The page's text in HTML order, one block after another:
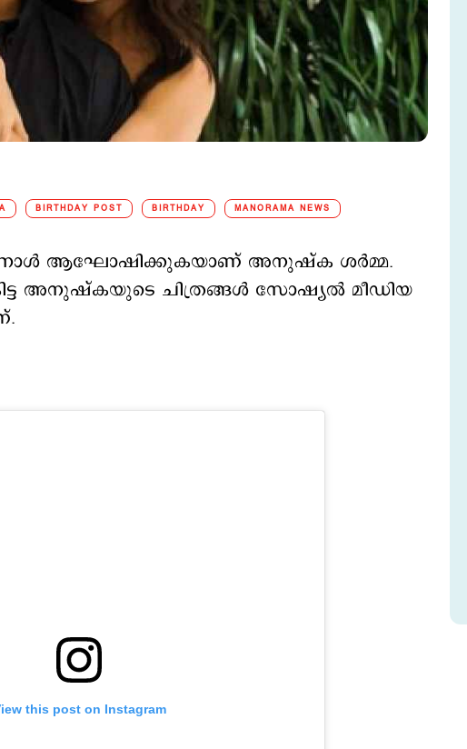
BIRTHDAY POST BIRTHDAY MANORAMA NEWS
പിറന്നാള്‍ ആഘോഷിക്കുകയാണ് അനുഷ്ക ശര്‍മ്മ.
അനുഷ്കയുടെ ചിത്രങ്ങള്‍ സോഷ്യല്‍ മീഡിയ
this post on Instagram